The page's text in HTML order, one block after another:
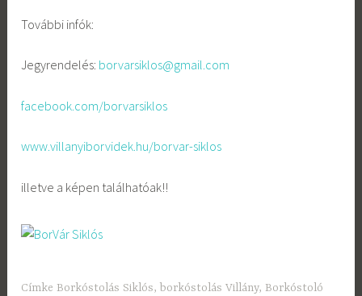
További infók:
Jegyrendelés: borvarsiklos@gmail.com
facebook.com/borvarsiklos
www.villanyiborvidek.hu/borvar-siklos
illetve a képen találhatóak!!
Címke Borkóstolás Siklós, borkóstolás Villány, Borkóstoló